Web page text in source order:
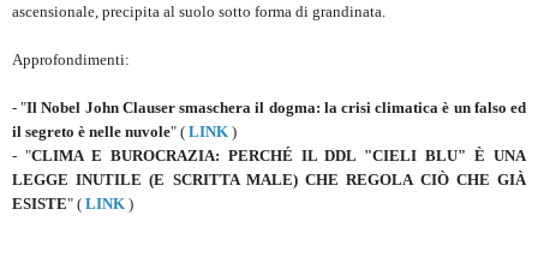
ascensionale, precipita al suolo sotto forma di grandinata.
Approfondimenti:
- "Il Nobel John Clauser smaschera il dogma: la crisi climatica è un falso ed
il segreto è nelle nuvole" ( LINK )
- "CLIMA E BUROCRAZIA: PERCHÉ IL DDL "CIELI BLU" È UNA
LEGGE INUTILE (E SCRITTA MALE) CHE REGOLA CIÒ CHE GIÀ
ESISTE" ( LINK )